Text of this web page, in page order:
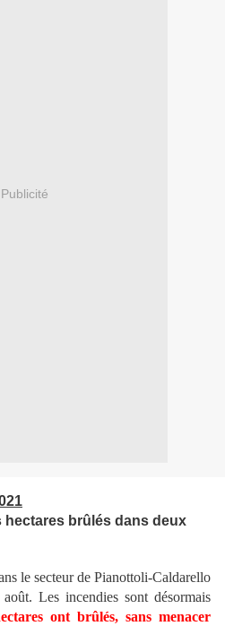
Publicité
hectares brûlés dans deux
le secteur de Pianottoli-Caldarello
Les incendies sont désormais
ont brûlés, sans menacer